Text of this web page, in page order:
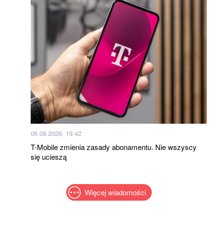
06.08.2026, 19:42
T-Mobile zmienia zasady abonamentu. Nie wszyscy
się ucieszą
Więcej wiadomości